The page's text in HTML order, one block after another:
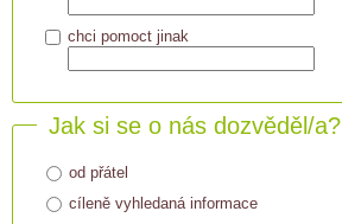
chci pomoct jinak
Jak si se o nás dozvěděl/a?
od přátel
cíleně vyhledaná informace